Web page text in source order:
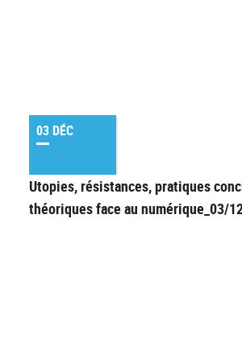
03 DÉC
Utopies, résistances, pratiques
théoriques face au numérique_03/